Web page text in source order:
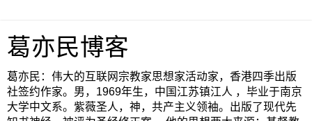
葛亦民博客
葛亦民：伟大的互联网宗教家思想家活动家，香港四季出版
社签约作家。男，1969年生，中国江苏镇江人 ，毕业于南京
大学中文系。紫薇圣人，神，共产主义领袖。出版了现代先